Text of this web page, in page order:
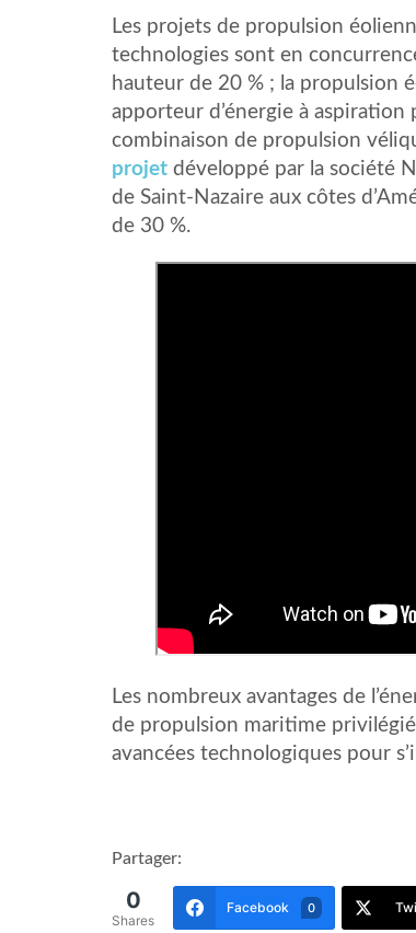
Les projets de propulsion
technologies sont en
hauteur de 20 % ; la propulsion
apporteur d’énergie à
combinaison de propulsion
projet développé par la société
de Saint-Nazaire aux côtes
de 30 %.
Les nombreux avantages de
de propulsion maritime
avancées technologiques pour
Partager:
0
Shares
Facebook 0